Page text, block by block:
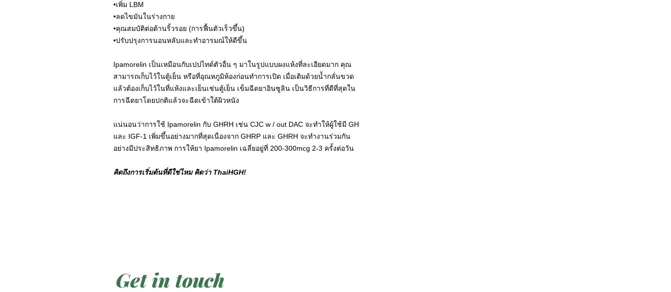
•เพิ่ม LBM
•ลดไขมันในร่างกาย
•คุณสมบัติต่อต้านริ้วรอย (การฟื้นตัวเร็วขึ้น)
•ปรับปรุงการนอนหลับและทําอารมณ์ให้ดีขึ้น
Ipamorelin เป็นเหมือนกับเปปไทด์ตัวอื่น ๆ มาในรูปแบบผงแห้งที่ละเอียดมาก คุณ
สามารถเก็บไว้ในตู้เย็น หรือที่อุณหภูมิห้องก่อนทำการเปิด เมื่อเติมด้วยนํ้ากลั่นขวด
แล้วต้องเก็บไว้ในที่แห้งและเย็นเช่นตู้เย็น เข็มฉีดยาอินซูลิน เป็นวิธีการที่ดีที่สุดใน
การฉีดยาโดยปกติแล้วจะฉีดเข้าใต้ผิวหนัง
แน่นอนว่าการใช้ Ipamorelin กับ GHRH เช่น CJC w / out DAC จะทำให้ผู้ใช้มี GH
และ IGF-1 เพิ่มขึ้นอย่างมากที่สุดเนื่องจาก GHRP และ GHRH จะทำงานร่วมกัน
อย่างมีประสิทธิภาพ การให้ยา Ipamorelin เฉลี่ยอยู่ที่ 200-300mcg 2-3 ครั้งต่อวัน
คิดถึงการเริ่มต้นที่ดีใช่ไหม คิดว่า ThaiHGH!
Get in touch